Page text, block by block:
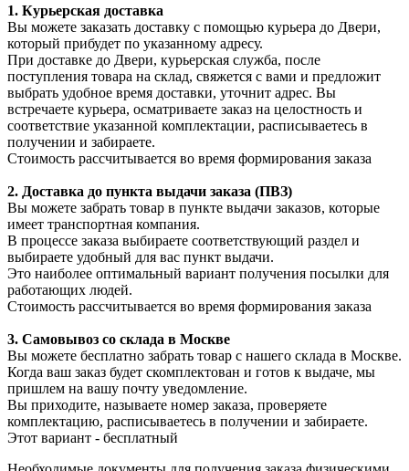
1. Курьерская доставка
Вы можете заказать доставку с помощью курьера до Двери,
который прибудет по указанному адресу.
При доставке до Двери, курьерская служба, после
поступления товара на склад, свяжется с вами и предложит
выбрать удобное время доставки, уточнит адрес. Вы
встречаете курьера, осматриваете заказ на целостность и
соответствие указанной комплектации, расписываетесь в
получении и забираете.
Стоимость рассчитывается во время формирования заказа
2. Доставка до пункта выдачи заказа (ПВЗ)
Вы можете забрать товар в пункте выдачи заказов, которые
имеет транспортная компания.
В процессе заказа выбираете соответствующий раздел и
выбираете удобный для вас пункт выдачи.
Это наиболее оптимальный вариант получения посылки для
работающих людей.
Стоимость рассчитывается во время формирования заказа
3. Самовывоз со склада в Москве
Вы можете бесплатно забрать товар с нашего склада в Москве.
Когда ваш заказ будет скомплектован и готов к выдаче, мы
пришлем на вашу почту уведомление.
Вы приходите, называете номер заказа, проверяете
комплектацию, расписываетесь в получении и забираете.
Этот вариант - бесплатный